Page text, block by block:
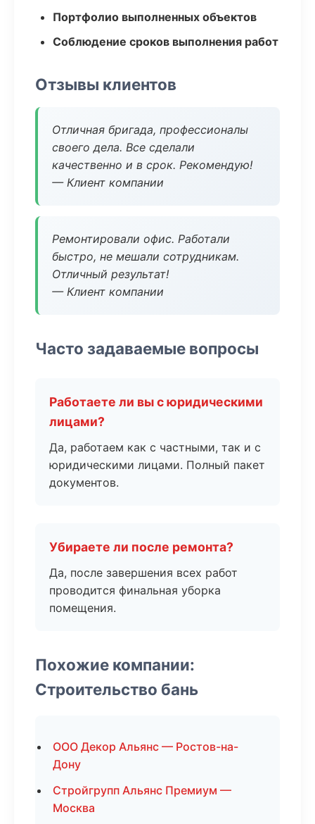
Портфолио выполненных объектов
Соблюдение сроков выполнения работ
Отзывы клиентов
Отличная бригада, профессионалы
своего дела. Все сделали
качественно и в срок. Рекомендую!
— Клиент компании
Ремонтировали офис. Работали
быстро, не мешали сотрудникам.
Отличный результат!
— Клиент компании
Часто задаваемые вопросы
Работаете ли вы с юридическими
лицами?
Да, работаем как с частными, так и с
юридическими лицами. Полный пакет
документов.
Убираете ли после ремонта?
Да, после завершения всех работ
проводится финальная уборка
помещения.
Похожие компании:
Строительство бань
ООО Декор Альянс — Ростов-на-
Дону
Стройгрупп Альянс Премиум —
Москва